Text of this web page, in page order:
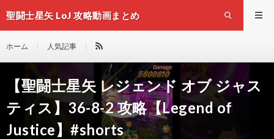
聖闘士星矢 LoJ 攻略動画まとめ
ホーム 人気記事
【聖闘士星矢 レジェンド オブ ジャス
ティス】36-8-2 攻略【Legend of
Justice】#shorts